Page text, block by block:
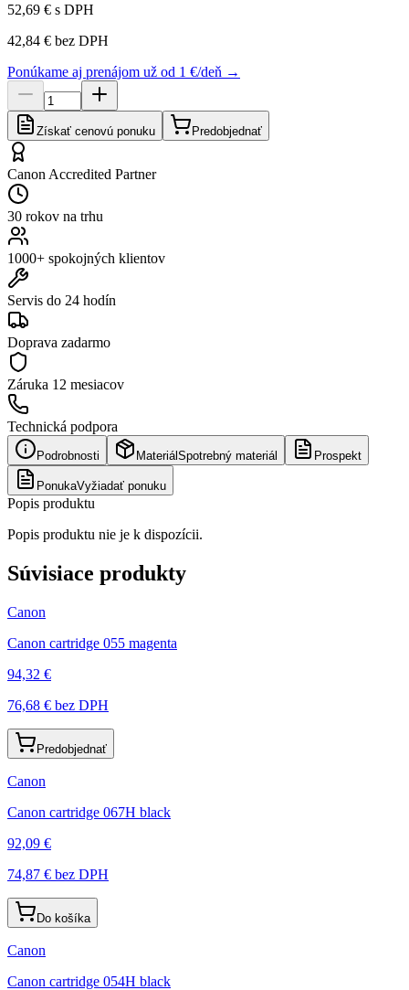
52,69 € s DPH
42,84 € bez DPH
Ponúkame aj prenájom už od 1 €/deň →
Získať cenovú ponuku Predobjednať
Canon Accredited Partner
30 rokov na trhu
1000+ spokojných klientov
Servis do 24 hodín
Doprava zadarmo
Záruka 12 mesiacov
Technická podpora
Podrobnosti Materiál Spotrebný materiál Prospekt
PonukaVyžiadať ponuku
Popis produktu
Popis produktu nie je k dispozícii.
Súvisiace produkty
Canon
Canon cartridge 055 magenta
94,32 €
76,68 € bez DPH
Predobjednať
Canon
Canon cartridge 067H black
92,09 €
74,87 € bez DPH
Do košíka
Canon
Canon cartridge 054H black